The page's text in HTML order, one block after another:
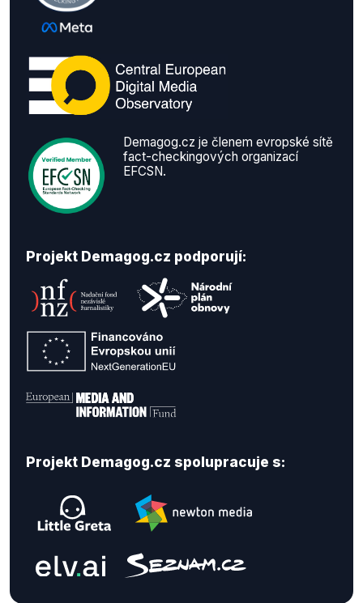
Demagog.cz je členem evropské sítě
fact-checkingových organizací
EFCSN.
Projekt Demagog.cz podporují:
Projekt Demagog.cz spolupracuje s: